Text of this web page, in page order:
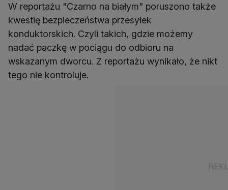
W reportażu "Czarno na białym" poruszono także
kwestię bezpieczeństwa przesyłek
konduktorskich. Czyli takich, gdzie możemy
nadać paczkę w pociągu do odbioru na
wskazanym dworcu. Z reportażu wynikało, że nikt
tego nie kontroluje.